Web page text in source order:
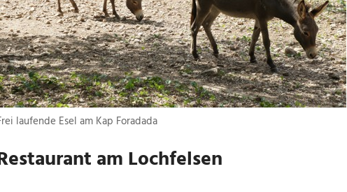
laufende Esel am Kap Foradada
am Lochfelsen